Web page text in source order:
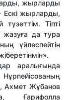
жырларды
Ескі жырларды,
түзеттім. Тіпті
жазуға да тура
үйлеспейтін
аралығында
Ахмет Жұбанов
Ғарифолла